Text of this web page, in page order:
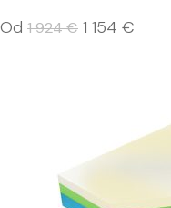
Od 1 924€ 1 154 €